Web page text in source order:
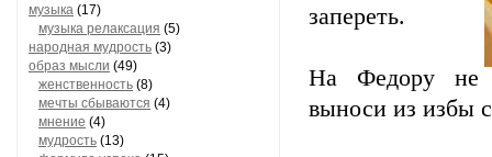
музыка (17)
музыка релаксация (5)
народная мудрость (3)
образ мысли (49)
женственность (8)
мечты сбываются (4)
мнение (4)
мудрость (13)
запереть.
На Федору не
выноси из избы